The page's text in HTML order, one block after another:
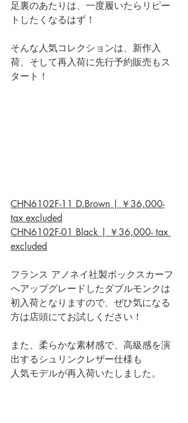
足裏のあたりは、一度履いたらリピー
トしたくなるはず！
そんな人気コレクションは、新作入
荷、そして再入荷に先行予約販売もス
タート！
CHN6102F-11 D.Brown | ￥36,000-
tax excluded
CHN6102F-01 Black | ￥36,000- tax
excluded
フランス アノネイ社製ボックスカーフ
へアップグレードしたダブルモンクは
初入荷となりますので、ぜひ気になる
方は店頭にてお試しください！
また、柔らかな素材感で、高級感を演
出するシュリンクレザー仕様も
人気モデルが再入荷いたしました。